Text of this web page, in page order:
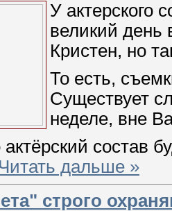
У актерского
великий день
Кристен, но
То есть,
Существует
неделе, вне
состав
Читать дальше »
строго